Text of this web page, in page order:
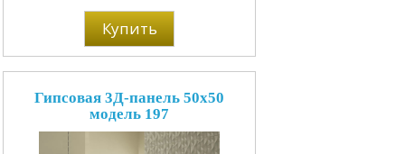
Купить
Гипсовая 3Д-панель 50x50
модель 197